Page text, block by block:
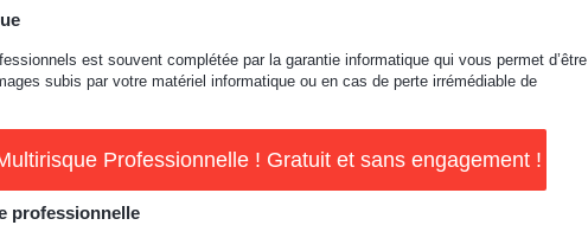
est souvent complétée par la garantie informatique qui vous permet d’être
subis par votre matériel informatique ou en cas de perte irrémédiable de
Professionnelle ! Gratuit et sans engagement !
professionnelle